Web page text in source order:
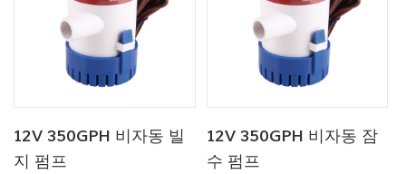
12V 350GPH 비자동 빌
지 펌프
12V 350GPH 비자동 잠
수 펌프